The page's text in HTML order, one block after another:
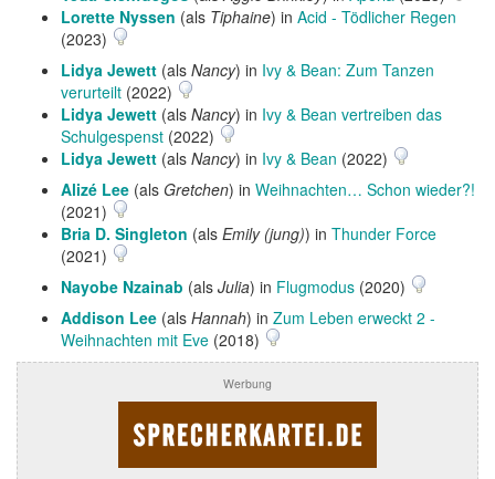
Lorette Nyssen (als Tiphaine) in Acid - Tödlicher Regen
(2023)
Lidya Jewett (als Nancy) in Ivy & Bean: Zum Tanzen
verurteilt (2022)
Lidya Jewett (als Nancy) in Ivy & Bean vertreiben das
Schulgespenst (2022)
Lidya Jewett (als Nancy) in Ivy & Bean (2022)
Alizé Lee (als Gretchen) in Weihnachten… Schon wieder?!
(2021)
Bria D. Singleton (als Emily (jung)) in Thunder Force
(2021)
Nayobe Nzainab (als Julia) in Flugmodus (2020)
Addison Lee (als Hannah) in Zum Leben erweckt 2 -
Weihnachten mit Eve (2018)
Werbung